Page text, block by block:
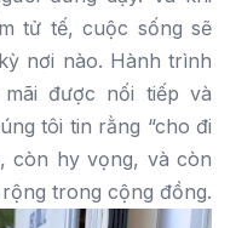
tử tế, cuộc sống sẽ
nơi nào. Hành trình
được nối tiếp và
tôi tin rằng “cho đi
còn hy vọng, và còn
trong cộng đồng.